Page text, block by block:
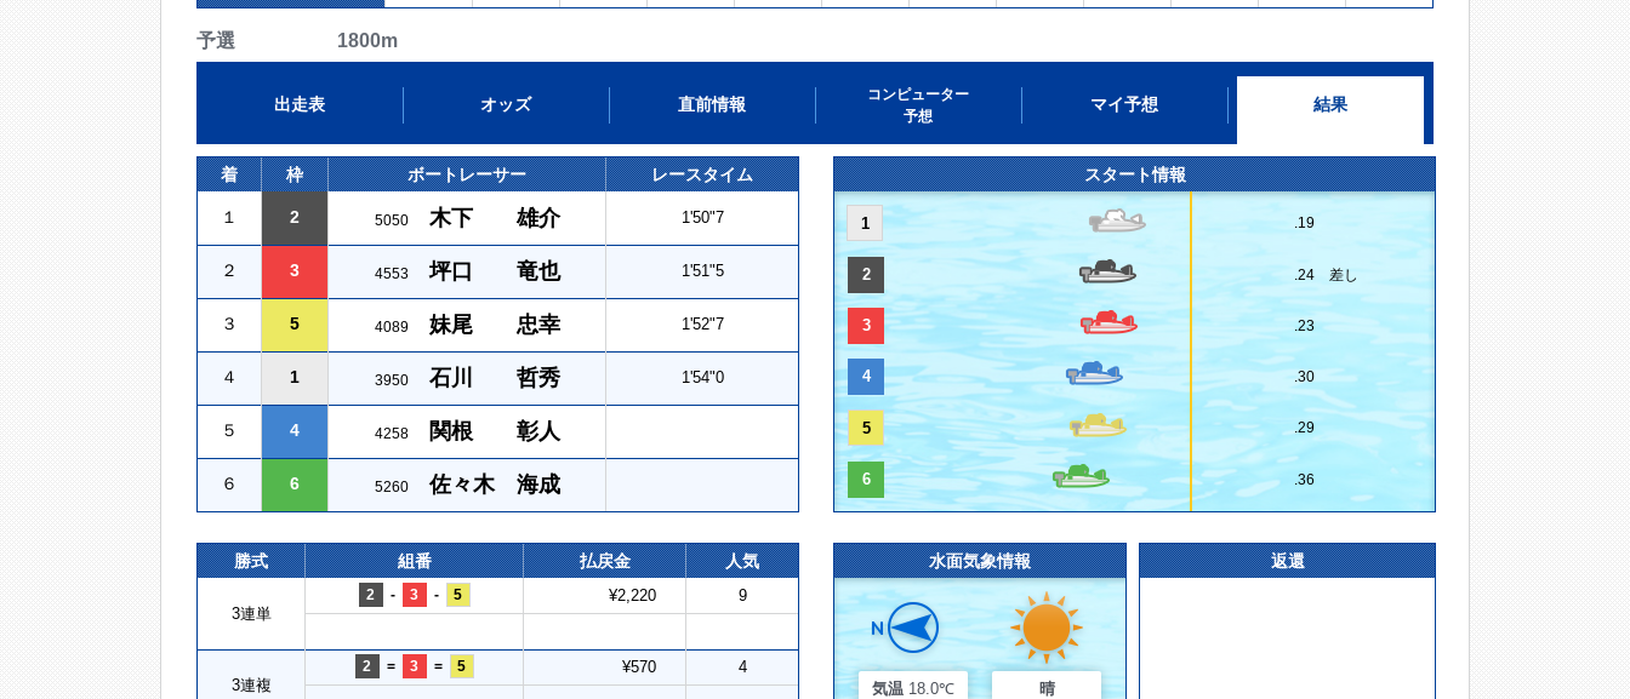
予選 1800m
出走表 オッズ 直前情報
コンピューター
予想
マイ予想 結果
着 枠 ボートレーサー レースタイム
１ 2 5050 木下 雄介 1'50"7
２ 3 4553 坪口 竜也 1'51"5
３ 5 4089 妹尾 忠幸 1'52"7
４ 1 3950 石川 哲秀 1'54"0
５ 4 4258 関根 彰人
６ 6 5260 佐々木 海成
スタート情報
1 .19
2 .24 差し
3 .23
4 .30
5 .29
6 .36
勝式 組番 払戻金 人気
3連単
2 - 3 - 5 ¥2,220 9
3連複
2 = 3 = 5 ¥570 4
水面気象情報
気温 18.0℃ 晴
返還